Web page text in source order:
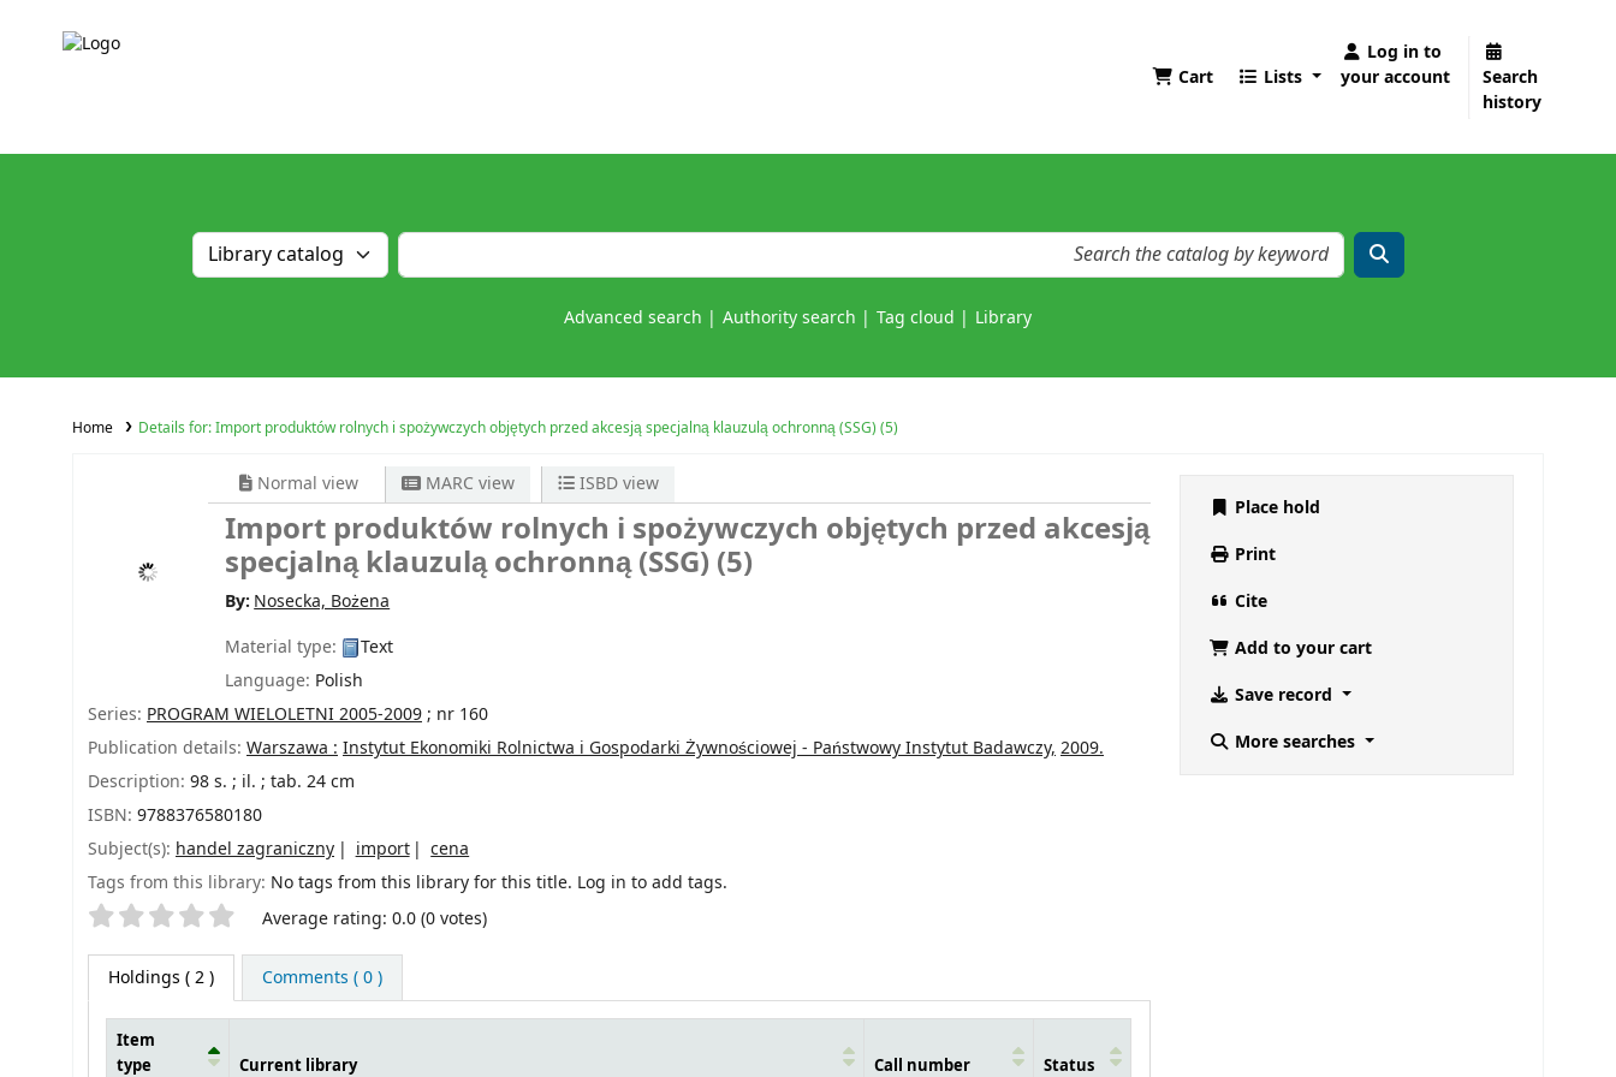
Cart Lists
Log in to
your account
Search
history
Advanced search Authority search Tag cloud Library
Home Details for:Import produktów rolnych i spożywczych objętych przed akcesją specjalną klauzulą ochronną (SSG) (5)
Normal view MARC view ISBD view
Import produktów rolnych i spożywczych objętych przed akcesją
specjalną klauzulą ochronną (SSG) (5)
By:Nosecka, Bożena
Material type:
Text
Language: Polish
Series: PROGRAM WIELOLETNI 2005-2009; nr 160
Publication details: Warszawa : Instytut Ekonomiki Rolnictwa i Gospodarki Żywnościowej - Państwowy Instytut Badawczy, 2009.
Description: 98 s. ; il. ; tab. 24 cm
ISBN: 9788376580180
Subject(s): handel zagraniczny import
cena
Tags from this library: No tags from this library for this title. Log in to add tags.
Star ratings Average rating: 0.0 (0 votes)
Holdings ( 2 ) Comments ( 0 )
Item
type
Current library Call number Status
Place hold
Print
Cite
Add to your cart
Save record
More searches